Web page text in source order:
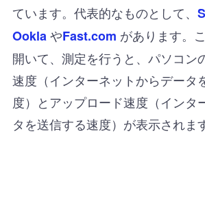
ています。代表的なものとして、
OoklaやFast.com があります。
開いて、測定を行うと、パソコン
速度（インターネットからデータ
度）とアップロード速度（インタ
タを送信する速度）が表示されます